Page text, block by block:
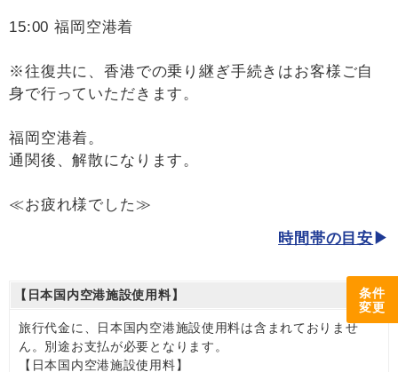
条件
変更
15:00 福岡空港着
※往復共に、香港での乗り継ぎ手続きはお客様ご自
身で行っていただきます。
福岡空港着。
通関後、解散になります。
≪お疲れ様でした≫
時間帯の目安
【日本国内空港施設使用料】
旅行代金に、日本国内空港施設使用料は含まれておりませ
ん。別途お支払が必要となります。
【日本国内空港施設使用料】